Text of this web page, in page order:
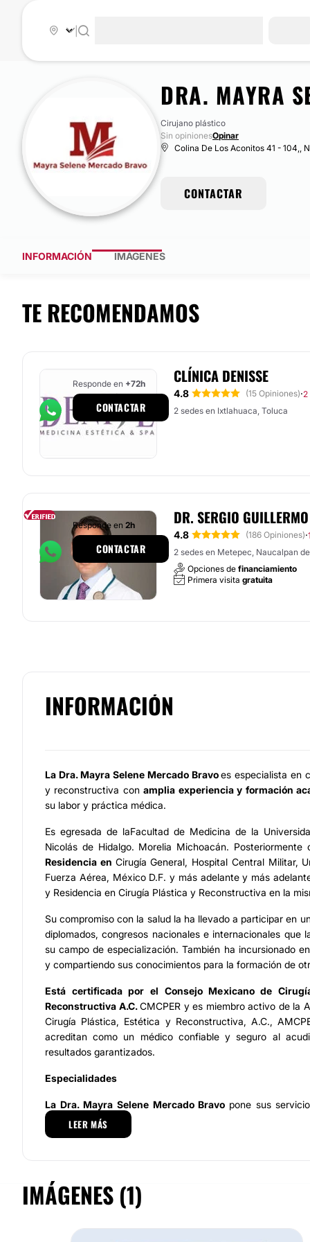
DRA. MAYRA
Cirujano plástico
Sin opinionesOpinar
Colina De Los Aconitos 41 - 104,,
CONTACTAR
INFORMACIÓN IMÁGENES
TE RECOMENDAMOS
CLÍNICA DENISSE
4.8 (15 Opiniones)·2
2 sedes en Ixtlahuaca, Toluca
Responde en +72h
CONTACTAR
DR. SERGIO
4.8 (186 Opiniones)·
2 sedes en Metepec, Naucalpan
Opciones de financiamiento
Primera visita gratuita
Responde en 2h
CONTACTAR
INFORMACIÓN
La Dra. Mayra Selene Mercado Bravo es especialista en
y reconstructiva conamplia experiencia y formación
su labor y práctica médica.
Es egresada de laFacultad de Medicina de la
Nicolás de Hidalgo. Morelia Michoacán. Posteriormente
Residencia en Cirugía General, Hospital Central Militar,
Fuerza Aérea, México D.F. y más adelante y más
y Residencia en Cirugía Plástica y Reconstructiva en la
Su compromiso con la salud la ha llevado a participar en
diplomados, congresos nacionales e internacionales que
su campo de especialización. También ha incursionado
y compartiendo sus conocimientos para la formación de
Está certificada por el Consejo Mexicano de
Reconstructiva A.C.CMCPER y es miembro activo de la
Cirugía Plástica, Estética y Reconstructiva, A.C.,
acreditan como un médico confiable y seguro al
resultados garantizados.
Especialidades
La Dra. Mayra Selene Mercado Bravo pone sus
pacientes, a través de asesoría personalizada con el fin
solución a su padecimiento.
liposucción, aumento de busto, lipoescultura,
reducción de mamas entre otras.
cirugía facial
realiza cirugía maxilofacial, cirugía
LEER MÁS
IMÁGENES (1)